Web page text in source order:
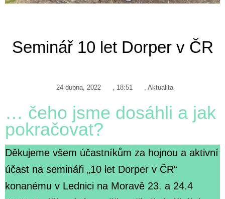
Seminář 10 let Dorper v ČR
24 dubna, 2022 18:51 Aktualita
… čeho jsme dosáhli a jak
pokračovat?
Děkujeme všem účastníkům za hojnou a aktivní
účast na semináři „10 let Dorper v ČR“
konanému v Lednici na Moravě 23. a 24.4